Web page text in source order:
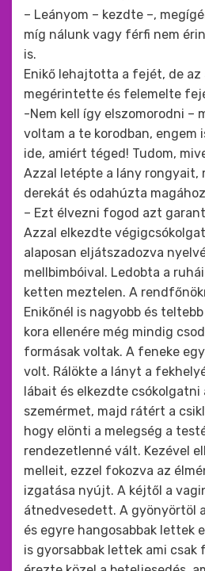
– Leányom – kezdte –,
míg nálunk vagy férfi nem
is.
Enikő lehajtotta a fejét, de az
megérintette és felemelte
-Nem kell így elszomorodni –
voltam a te korodban, engem
ide, amiért téged! Tudom,
Azzal letépte a lány rongyait,
derekát és odahúzta
– Ezt élvezni fogod azt
Azzal elkezdte
alaposan eljátszadozva
mellbimbóival. Ledobta a
ketten meztelen. A
Enikőnél is nagyobb és
kora ellenére még mindig
formásak voltak. A feneke
volt. Rálökte a lányt a
lábait és elkezdte
szemérmet, majd rátért a
hogy elönti a melegség a
rendezetlenné vált. Kezével
melleit, ezzel fokozva az
izgatása nyújt. A kéjtől a
átnedvesedett. A gyönyörtöl
és egyre hangosabbak lettek
is gyorsabbak lettek ami